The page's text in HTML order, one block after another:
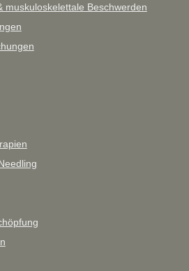
muskuloskelettale Beschwerden